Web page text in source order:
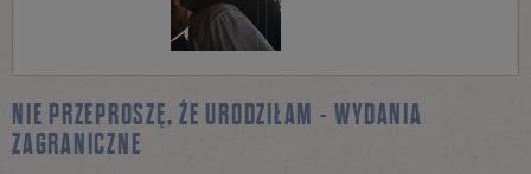
NIE PRZEPROSZĘ, ŻE URODZIŁAM - WYDANIA
ZAGRANICZNE